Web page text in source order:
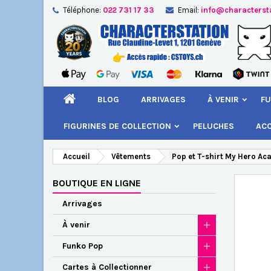
Téléphone: 022 731 17 33 Email:
BLOG ARRIVAGES À VENIR
FIGURINES DE COLLECTION PELUCHES
Accueil Vêtements Pop et T-shirt My Hero
BOUTIQUE EN LIGNE
Arrivages
À venir
Funko Pop
Cartes à Collectionner